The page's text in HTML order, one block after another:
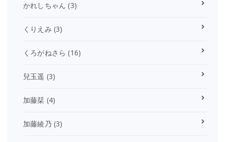
かれしちゃん (3)
くりえみ (3)
くろがねさら (16)
兒玉遥 (3)
加藤栞 (4)
加藤綾乃 (3)